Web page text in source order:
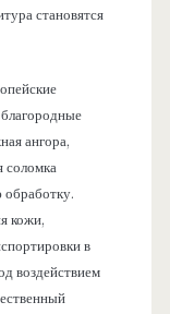
становятся
ангора,
соломка
обработку.
кожи,
в
воздействием